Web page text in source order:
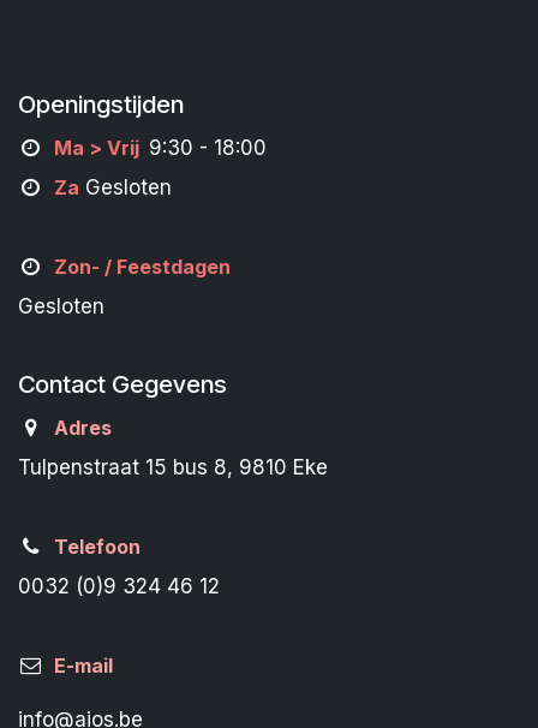
Openingstijden
Ma > Vrij 9:30 - 18:00
Za Gesloten
Zon- / Feestdagen
Gesloten
Contact Gegevens
Adres
Tulpenstraat 15 bus 8, 9810 Eke
Telefoon
0032 (0)9 324 46 12
E-mail
info@aios.be